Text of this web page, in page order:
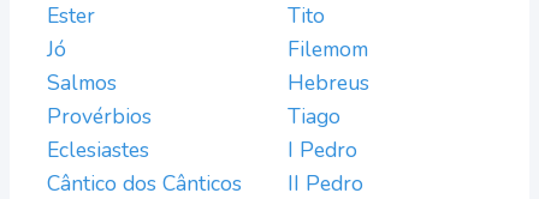
Ester
Jó
Salmos
Provérbios
Eclesiastes
Cântico dos Cânticos
Tito
Filemom
Hebreus
Tiago
I Pedro
II Pedro